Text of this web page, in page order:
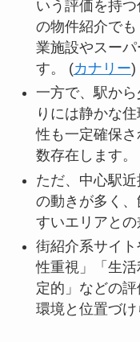
いう評価を持
の物件紹介で
業施設やスー
す。 (カナリー)
一方で、駅か
りには静かな
性も一定確保
数存在します。
ただ、中心駅
の動きが多く
すいエリアとの
街紹介系サイ
性重視」「生
定的」などの
環境と位置づけ